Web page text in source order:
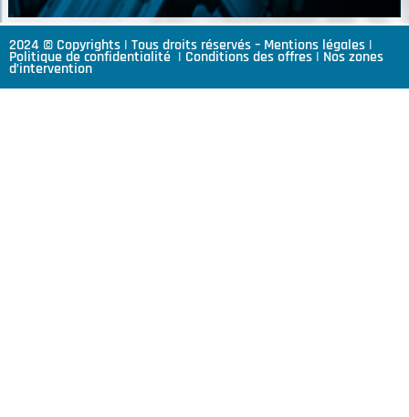
2024 © Copyrights | Tous droits réservés – Mentions légales |
Politique de confidentialité | Conditions des offres | Nos zones
d’intervention